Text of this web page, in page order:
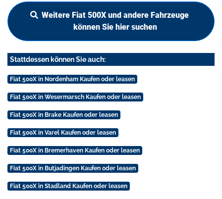
Weitere Fiat 500X und andere Fahrzeuge
können Sie hier suchen
Stattdessen können Sie auch:
Fiat 500X in Nordenham Kaufen oder leasen
Fiat 500X in Wesermarsch Kaufen oder leasen
Fiat 500X in Brake Kaufen oder leasen
Fiat 500X in Varel Kaufen oder leasen
Fiat 500X in Bremerhaven Kaufen oder leasen
Fiat 500X in Butjadingen Kaufen oder leasen
Fiat 500X in Stadland Kaufen oder leasen